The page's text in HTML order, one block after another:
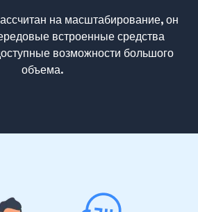
на масштабирование, он
встроенные средства
возможности большого
объема.